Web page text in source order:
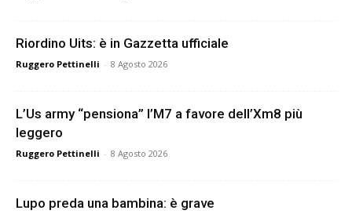
Riordino Uits: è in Gazzetta ufficiale
Ruggero Pettinelli - 8 Agosto 2026
L’Us army “pensiona” l’M7 a favore dell’Xm8 più
leggero
Ruggero Pettinelli - 8 Agosto 2026
Lupo preda una bambina: è grave